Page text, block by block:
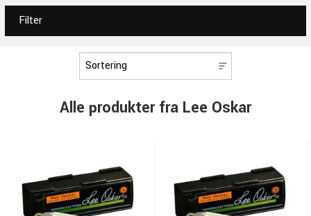
Filter
Alle produkter fra Lee Oskar